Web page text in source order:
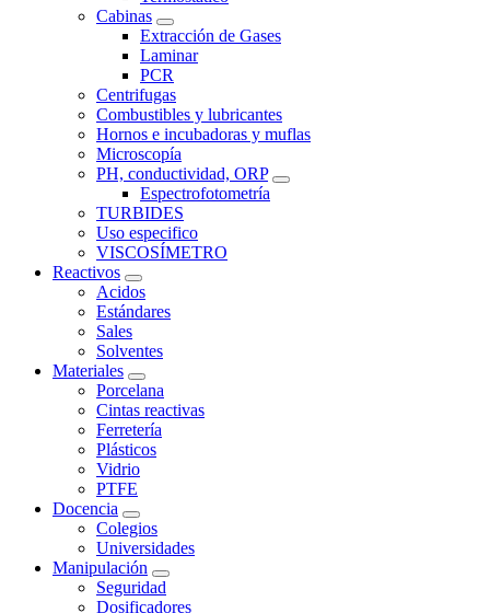
Cabinas
Extracción de Gases
Laminar
PCR
Centrifugas
Combustibles y lubricantes
Hornos e incubadoras y muflas
Microscopía
PH, conductividad, ORP
Espectrofotometría
TURBIDES
Uso especifico
VISCOSÍMETRO
Reactivos
Acidos
Estándares
Sales
Solventes
Materiales
Porcelana
Cintas reactivas
Ferretería
Plásticos
Vidrio
PTFE
Docencia
Colegios
Universidades
Manipulación
Seguridad
Dosificadores